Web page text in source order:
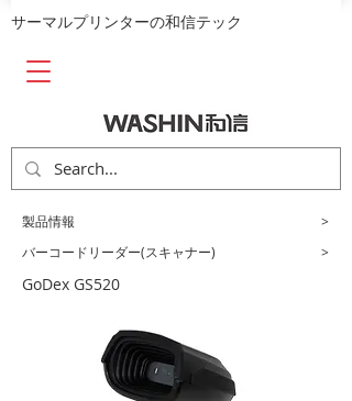
​サーマルプリンターの和信テック
​製品情報
>
​バーコードリーダー(スキャナー)
>
GoDex GS520